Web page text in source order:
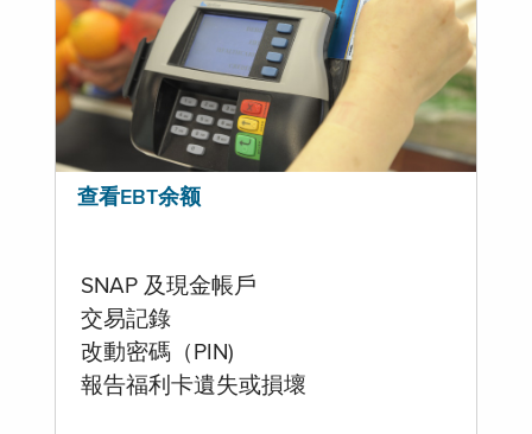
查看EBT余额
SNAP 及現金帳戶
交易記錄
改動密碼（PIN)
報告福利卡遺失或損壞